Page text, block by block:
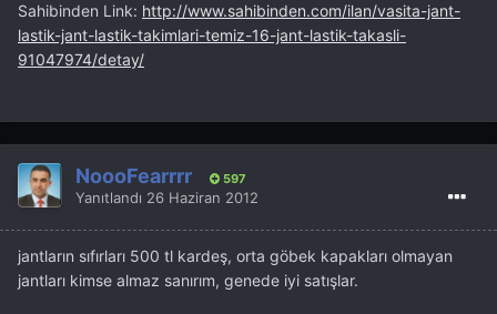
Sahibinden Link: http://www.sahibinden.com/ilan/vasita-jant-
lastik-jant-lastik-takimlari-temiz-16-jant-lastik-takasli-
91047974/detay/
NoooFearrrr 597
Yanıtlandı 26 Haziran 2012
jantların sıfırları 500 tl kardeş, orta göbek kapakları olmayan
jantları kimse almaz sanırım, genede iyi satışlar.